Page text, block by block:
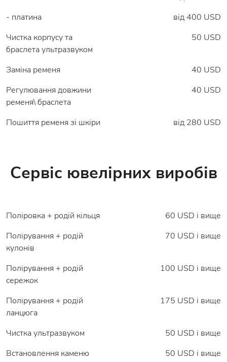
- платина
від 400 USD
Чистка корпусу та
браслета ультразвуком
50 USD
Заміна ременя
40 USD
Регулювання довжини
ременя\ браслета
40 USD
Пошиття ременя зі шкіри від 280 USD
Сервіс ювелірних виробів
Поліровка + родій кільця
60 USD і вище
Полірування + родій
кулонів
70 USD і вище
Полірування + родій
сережок
100 USD і вище
Полірування + родій
ланцюга
175 USD і вище
Чистка ультразвуком
50 USD і вище
Встановлення каменю
50 USD і вище